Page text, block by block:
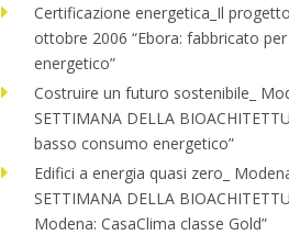
Certificazione energetica_Il
ottobre 2006 “Ebora: fabbricato
energetico”
Costruire un futuro sostenibile_
SETTIMANA DELLA
basso consumo energetico”
Edifici a energia quasi zero_
SETTIMANA DELLA
Modena: CasaClima classe Gold”